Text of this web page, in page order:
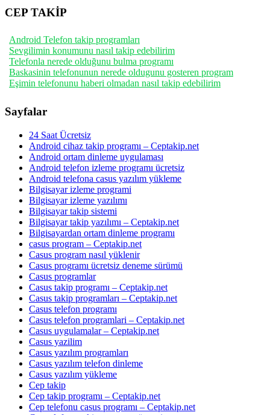
CEP TAKİP
Android Telefon takip programları
Sevgilimin konumunu nasıl takip edebilirim
Telefonla nerede olduğunu bulma programı
Baskasinin telefonunun nerede oldugunu gosteren program
Eşimin telefonunu haberi olmadan nasıl takip edebilirim
Sayfalar
24 Saat Ücretsiz
Android cihaz takip programı – Ceptakip.net
Android ortam dinleme uygulaması
Android telefon izleme programı ücretsiz
Android telefona casus yazılım yükleme
Bilgisayar izleme programi
Bilgisayar izleme yazılımı
Bilgisayar takip sistemi
Bilgisayar takip yazılımı – Ceptakip.net
Bilgisayardan ortam dinleme programı
casus program – Ceptakip.net
Casus program nasıl yüklenir
Casus programı ücretsiz deneme sürümü
Casus programlar
Casus takip programı – Ceptakip.net
Casus takip programları – Ceptakip.net
Casus telefon programı
Casus telefon programlari – Ceptakip.net
Casus uygulamalar – Ceptakip.net
Casus yazilim
Casus yazılım programları
Casus yazılım telefon dinleme
Casus yazılım yükleme
Cep takip
Cep takip programı – Ceptakip.net
Cep telefonu casus programı – Ceptakip.net